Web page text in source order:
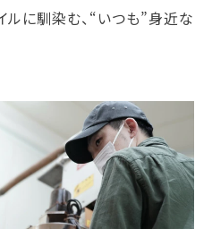
ルに馴染む、“いつも”身近な